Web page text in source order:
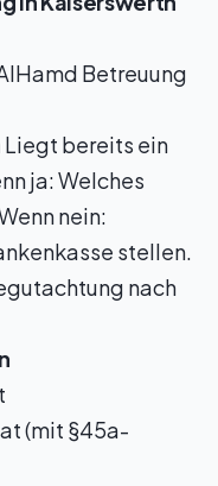
Betreuung
Liegt bereits ein
ja: Welches
nein:
stellen.
nach
(mit §45a-